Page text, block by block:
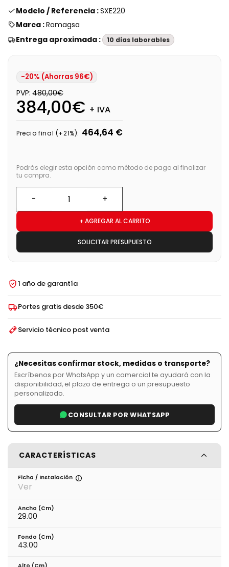
Modelo / Referencia :SXE220
Marca :Romagsa
Entrega aproximada :
10 días laborables
-20% (Ahorras 96€)
PVP: 480,00€
384,00€ + IVA
Precio final (+21%): 464,64 €
Podrás elegir esta opción como método de pago al finalizar
tu compra.
+ AGREGAR AL CARRITO
SOLICITAR PRESUPUESTO
1 año de garantía
Portes gratis desde 350€
Servicio técnico post venta
¿Necesitas confirmar stock, medidas o transporte?
Escríbenos por WhatsApp y un comercial te ayudará con la
disponibilidad, el plazo de entrega o un presupuesto
personalizado.
CONSULTAR POR WHATSAPP
CARACTERÍSTICAS
Ficha / Instalación
Ver
Ancho (cm)
29.00
Fondo (cm)
43.00